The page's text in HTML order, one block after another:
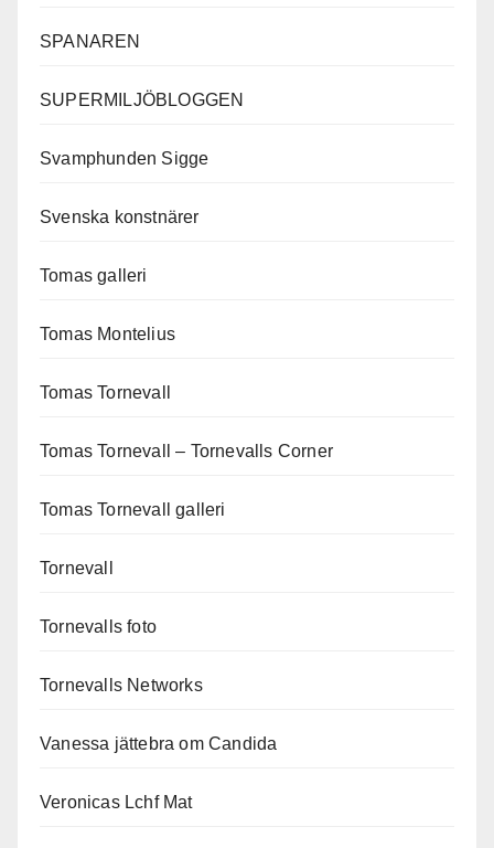
SPANAREN
SUPERMILJÖBLOGGEN
Svamphunden Sigge
Svenska konstnärer
Tomas galleri
Tomas Montelius
Tomas Tornevall
Tomas Tornevall – Tornevalls Corner
Tomas Tornevall galleri
Tornevall
Tornevalls foto
Tornevalls Networks
Vanessa jättebra om Candida
Veronicas Lchf Mat